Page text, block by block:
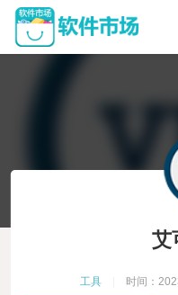
艾
工具 时间：